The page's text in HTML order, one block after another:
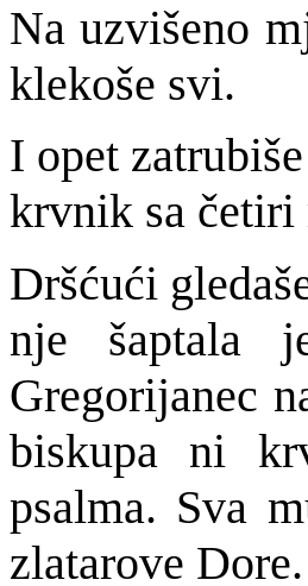
Na uzvišeno
klekoše svi.
I opet
krvnik sa četiri
Dršćući
nje šaptala
Gregorijanec
biskupa ni
psalma. Sva
zlatarove Dore.